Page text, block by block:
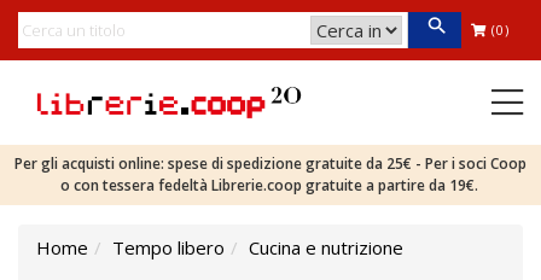
(0)
Per gli acquisti online: spese di spedizione gratuite da 25€ - Per i soci Coop
o con tessera fedeltà Librerie.coop gratuite a partire da 19€.
Home Tempo libero
Cucina e nutrizione